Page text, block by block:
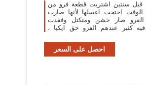
.. قبل سنتين اشتريت قطعة فرو من
الوقت احتجت اغسلها لأنها صارت
صار خشن ومتكتل وفقدت
كثير عندهم الفرو حق ايكيا ،
احصل على السعر